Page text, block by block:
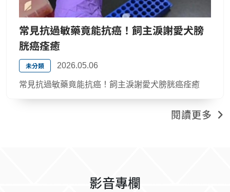
常見抗過敏藥竟能抗癌！飼主淚謝愛犬膀
胱癌痊癒
未分類 2026.05.06
常見抗過敏藥竟能抗癌！飼主淚謝愛犬膀胱癌痊癒
閱讀更多
影音專欄